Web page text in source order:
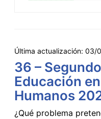
Última actualización: 03/
36 –
Educación
Humanos
¿Qué problema